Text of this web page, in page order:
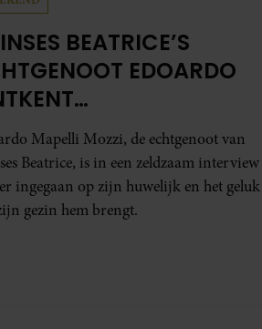
BEATRICE’S
EDOARDO
Mapelli Mozzi, de echtgenoot van
Beatrice, is in een zeldzaam interview
ingegaan op zijn huwelijk en het geluk
gezin hem brengt.